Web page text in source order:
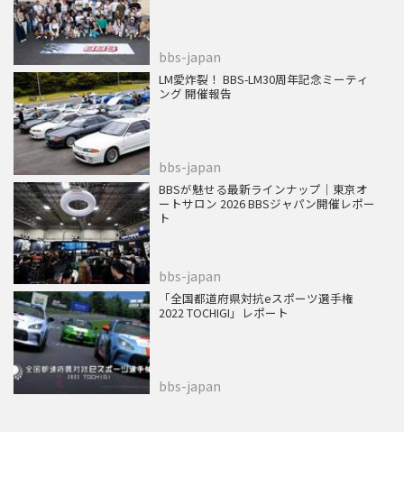
bbs-japan
LM愛炸裂！ BBS-LM30周年記念ミーティ
ング 開催報告
bbs-japan
BBSが魅せる最新ラインナップ｜東京オ
ートサロン 2026 BBSジャパン開催レポー
ト
bbs-japan
「全国都道府県対抗eスポーツ選手権
2022 TOCHIGI」レポート
bbs-japan